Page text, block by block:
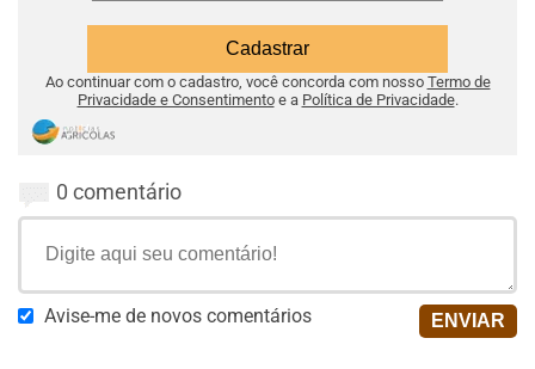
Ao continuar com o cadastro, você concorda com nosso Termo de
Privacidade e Consentimentoe a Política de Privacidade.
0 comentário
Avise-me de novos comentários